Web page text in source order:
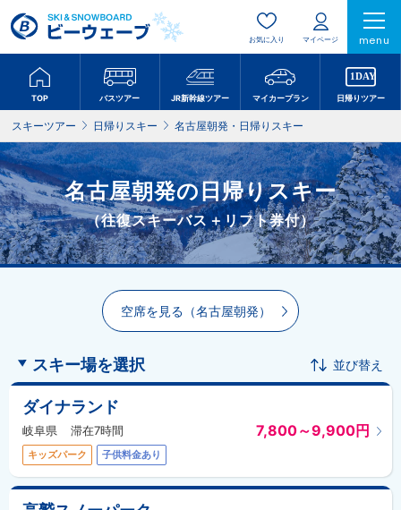
お気に入り マイページ menu
TOP バスツアー JR新幹線ツアー マイカープラン 日帰りツアー
スキーツアー 日帰りスキー 名古屋朝発・日帰りスキー
名古屋朝発の日帰りスキー
（往復スキーバス＋リフト券付）
空席を見る（名古屋朝発）
スキー場を選択 並び替え
ダイナランド
岐阜県 滞在7時間 7,800～9,900円
キッズパーク 子供料金あり